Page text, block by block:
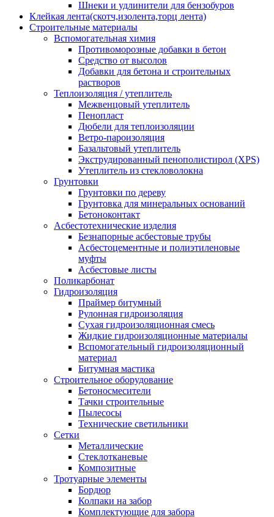
Шнеки и удлинители для бензобуров
Клейкая лента(скотч,изолента,торц лента)
Строительные материалы
Вспомогательная химия
Противоморозные добавки в бетон
Средство от высолов
Добавки для бетона и строительных
растворов
Теплоизоляция / утеплитель
Межвенцовый утеплитель
Пенопласт
Дюбели для теплоизоляции
Ветро-пароизоляция
Базальтовый утеплитель
Экструдированный пенополистирол (XPS)
Утеплитель из стекловолокна
Грунтовки
Грунтовки по дереву
Грунтовка для минеральных оснований
Бетоноконтакт
Асбестотехнические изделия
Безнапорные асбестовые трубы
Асбестоцементные и полиэтиленовые
муфты
Асбестовые листы
Поликарбонат
Гидроизоляция
Праймер битумный
Рулонная гидроизоляция
Сухая гидроизоляционная смесь
Жидкие гидроизоляционные материалы
Вспомогательный гидроизоляционный
материал
Битумная мастика
Строительное оборудование
Бетоносмесители
Тачки строительные
Пылесосы
Технические светильники
Сетки
Металлические
Стеклотканевые
Композитные
Тротуарные элементы
Бордюр
Колпаки на забор
Комплектующие для забора